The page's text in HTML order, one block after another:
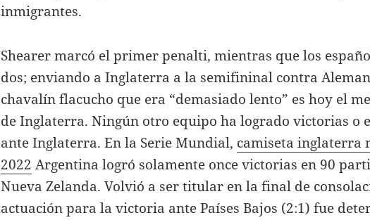
inmigrantes.
Shearer marcó el primer penalti, mientras que los
dos; enviando a Inglaterra a la semifininal contra
chavalín flacucho que era “demasiado lento” es hoy el
de Inglaterra. Ningún otro equipo ha logrado victorias o
ante Inglaterra. En la Serie Mundial, camiseta inglaterra
2022 Argentina logró solamente once victorias en 90
Nueva Zelanda. Volvió a ser titular en la final de
actuación para la victoria ante Países Bajos (2:1) fue